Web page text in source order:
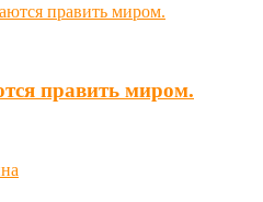
править миром.